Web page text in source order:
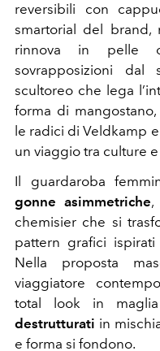
reversibili con
smartorial del brand,
rinnova in pelle
sovrapposizioni dal
scultoreo che lega
forma di
le radici di Veldkamp
un viaggio tra culture
Il guardaroba
gonne asimmetriche,
chemisier che si
pattern grafici ispirati
Nella proposta
viaggiatore
total look in
destrutturati in
e forma si fondono.